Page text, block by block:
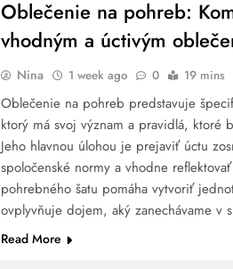
Oblečenie na pohreb:
vhodným a úctivým
Nina 1 week ago 0 19 mins
Oblečenie na pohreb predstavuje
ktorý má svoj význam a pravidlá, ktoré
Jeho hlavnou úlohou je prejaviť úctu
spoločenské normy a vhodne
pohrebného šatu pomáha vytvoriť
ovplyvňuje dojem, aký zanechávame v
Read More